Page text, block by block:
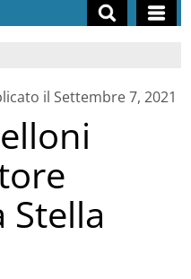
il Settembre 7, 2021
Stella